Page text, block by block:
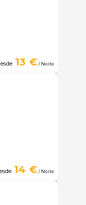
13 €/ Noite
14 €/ Noite